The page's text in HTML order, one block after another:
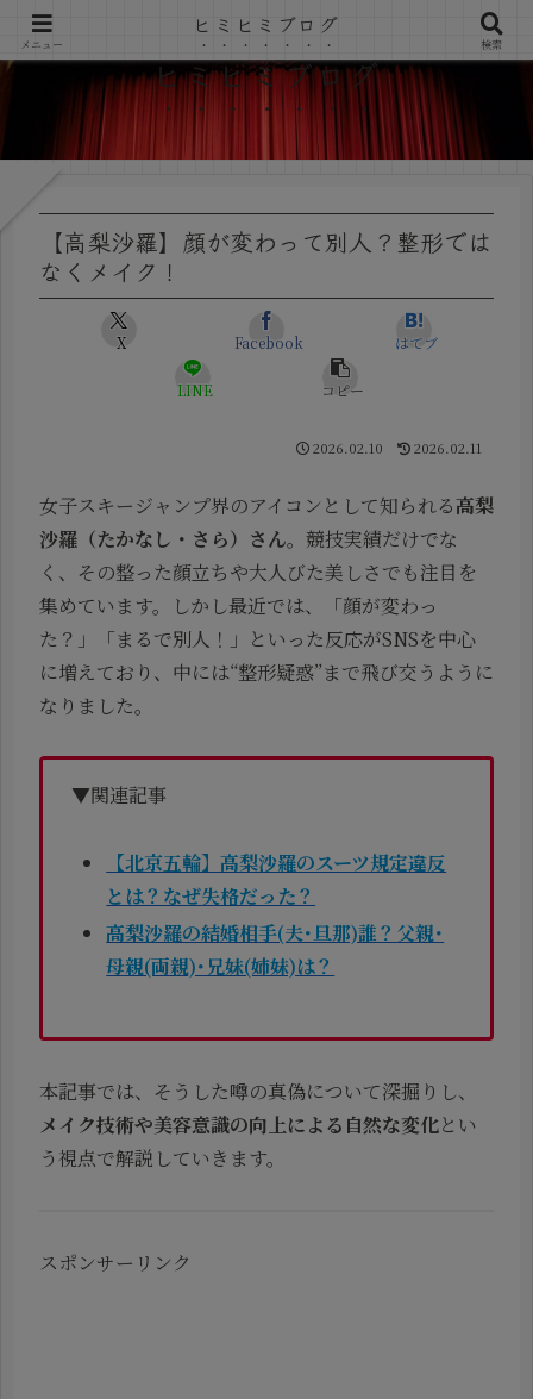
ヒミヒミブログ
【高梨沙羅】顔が変わって別人？整形では
なくメイク！
X Facebook はてブ
LINE コピー
2026.02.10 2026.02.11
女子スキージャンプ界のアイコンとして知られる高梨
沙羅（たかなし・さら）さん。競技実績だけでな
く、その整った顔立ちや大人びた美しさでも注目を
集めています。しかし最近では、「顔が変わっ
た？」「まるで別人！」といった反応がSNSを中心
に増えており、中には“整形疑惑”まで飛び交うように
なりました。
▼関連記事
【北京五輪】高梨沙羅のスーツ規定違反
とは？なぜ失格だった？
高梨沙羅の結婚相手(夫･旦那)誰？父親･
母親(両親)･兄妹(姉妹)は？
本記事では、そうした噂の真偽について深掘りし、
メイク技術や美容意識の向上による自然な変化とい
う視点で解説していきます。
スポンサーリンク
メニュー
ヒミヒミブログ
検索